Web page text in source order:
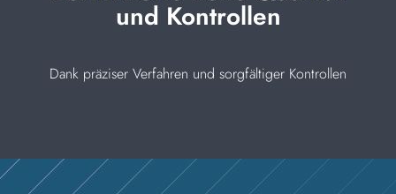
und Kontrollen
Dank präziser Verfahren und sorgfältiger Kontrollen